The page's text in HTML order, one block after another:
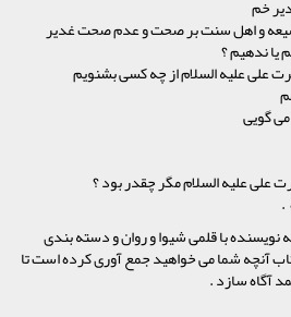
خم
شیعه و اهل سنت بر صحت و عدم صحت غدیر
یا ندهیم ؟
علی علیه السلام از چه کسی بشنویم
گویی
علی علیه السلام مگر چقدر بود ؟
.
با قلمی شیوا و روان و دسته بندی
آنچه شما می خواهید جمع آوری کرده است تا
آگاه سازد .